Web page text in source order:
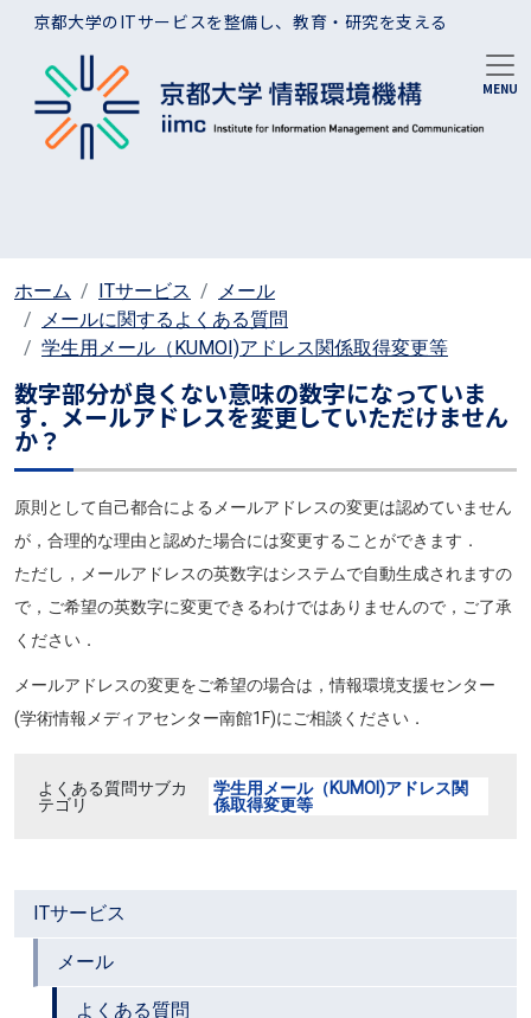
メインコンテンツに移動
京都大学のITサービスを整備し、教育・研究を支える
ホーム ITサービス
メール
メールに関するよくある質問
学生用メール（KUMOI)アドレス関係取得変更等
ITサービス
メール
よくある質問
数字部分が良くない意味の数字になっていま
す．メールアドレスを変更していただけません
か？
原則として自己都合によるメールアドレスの変更は認めていません
が，合理的な理由と認めた場合には変更することができます．
ただし，メールアドレスの英数字はシステムで自動生成されますの
で，ご希望の英数字に変更できるわけではありませんので，ご了承
ください．
メールアドレスの変更をご希望の場合は，情報環境支援センター
(学術情報メディアセンター南館1F)にご相談ください．
よくある質問サブカ
テゴリ
学生用メール（KUMOI)アドレス関
係取得変更等